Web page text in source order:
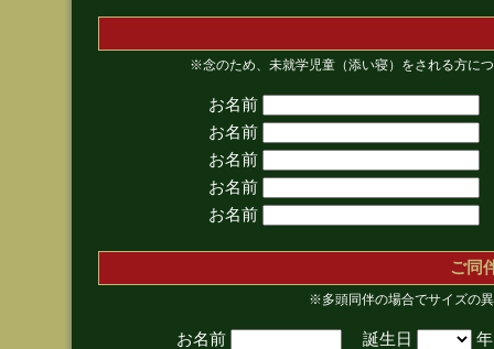
※念のため、未就学児童（添い寝）をされる方に
お名前
お名前
お名前
お名前
お名前
ご同
※多頭同伴の場合でサイズの
お名前 誕生日